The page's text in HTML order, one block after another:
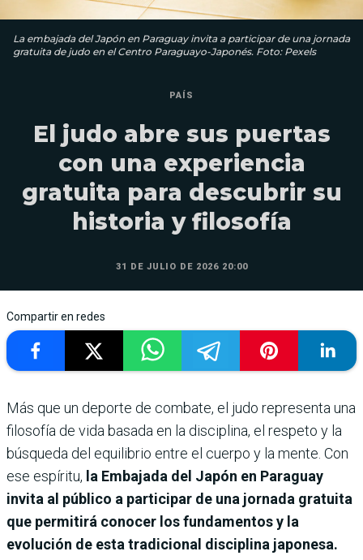
La embajada del Japón en Paraguay invita a participar de una jornada
gratuita de judo en el Centro Paraguayo-Japonés. Foto: Pexels
PAÍS
El judo abre sus puertas
con una experiencia
gratuita para descubrir su
historia y filosofía
31 DE JULIO DE 2026 20:00
Compartir en redes
Más que un deporte de combate, el judo representa una
filosofía de vida basada en la disciplina, el respeto y la
búsqueda del equilibrio entre el cuerpo y la mente. Con
ese espíritu, la Embajada del Japón en Paraguay
invita al público a participar de una jornada gratuita
que permitirá conocer los fundamentos y la
evolución de esta tradicional disciplina japonesa.